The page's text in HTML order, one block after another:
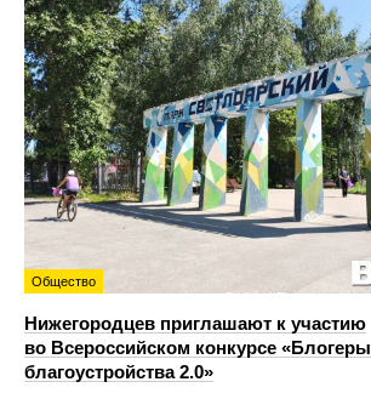
Общество
Нижегородцев приглашают к участию
во Всероссийском конкурсе «Блогеры
благоустройства 2.0»